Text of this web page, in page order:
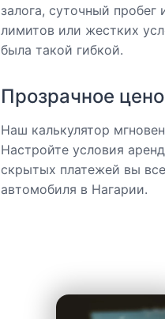
залога, суточный
лимитов или жестких
была такой гибкой.
Прозрачное
Наш калькулятор
Настройте условия
скрытых платежей вы
автомобиля в Нагарии.